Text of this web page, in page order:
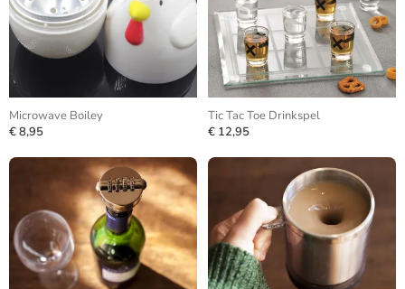
Microwave Boiley
€ 8,95
Tic Tac Toe Drinkspel
€ 12,95